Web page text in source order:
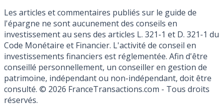
Les articles et commentaires publiés sur le guide de
l'épargne ne sont aucunement des conseils en
investissement au sens des articles L. 321-1 et D. 321-1 du
Code Monétaire et Financier. L'activité de conseil en
investissements financiers est réglementée. Afin d'être
conseillé personnellement, un conseiller en gestion de
patrimoine, indépendant ou non-indépendant, doit être
consulté. © 2026 FranceTransactions.com - Tous droits
réservés.